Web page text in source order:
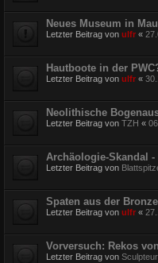
Neues Museum in
Letzter Beitrag von ulfr «
Hautboote in der
Letzter Beitrag von ulfr «
Neolithische
Letzter Beitrag von TZH «
Archäologie-Skandal
Letzter Beitrag von
Spaten aus der
Letzter Beitrag von ulfr «
Vorversuch: Rekos
Letzter Beitrag von Sculpteur